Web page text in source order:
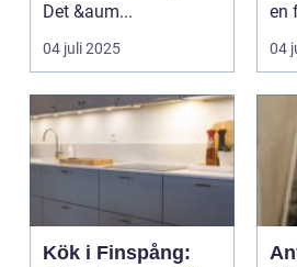
Det &aum...
04 juli 2025
en
04
Kök i Finspång: